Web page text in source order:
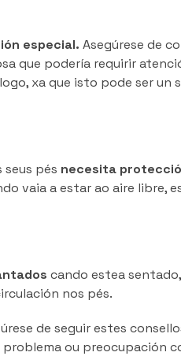
especial. Asegúrese de
que podería requirir
xa que isto pode ser un
seus pés necesita
vaia a estar ao aire libre,
cando estea
nos pés.
de seguir estes
problema ou preocupación